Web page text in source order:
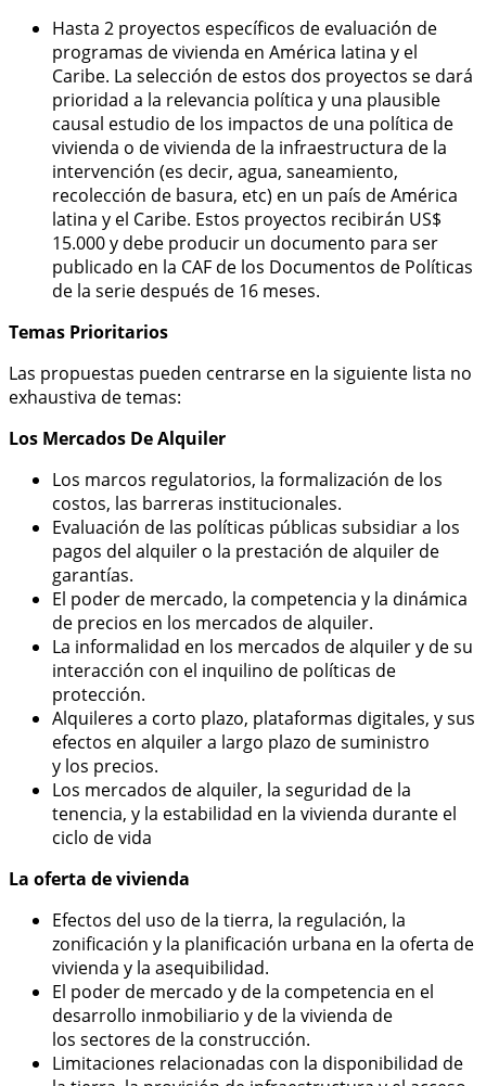
Hasta 2 proyectos específicos de evaluación de
programas de vivienda en América latina y el
Caribe. La selección de estos dos proyectos se dará
prioridad a la relevancia política y una plausible
causal estudio de los impactos de una política de
vivienda o de vivienda de la infraestructura de la
intervención (es decir, agua, saneamiento,
recolección de basura, etc) en un país de América
latina y el Caribe. Estos proyectos recibirán US$
15.000 y debe producir un documento para ser
publicado en la CAF de los Documentos de Políticas
de la serie después de 16 meses.
Temas Prioritarios
Las propuestas pueden centrarse en la siguiente lista no
exhaustiva de temas:
Los Mercados De Alquiler
Los marcos regulatorios, la formalización de los
costos, las barreras institucionales.
Evaluación de las políticas públicas subsidiar a los
pagos del alquiler o la prestación de alquiler de
garantías.
El poder de mercado, la competencia y la dinámica
de precios en los mercados de alquiler.
La informalidad en los mercados de alquiler y de su
interacción con el inquilino de políticas de
protección.
Alquileres a corto plazo, plataformas digitales, y sus
efectos en alquiler a largo plazo de suministro
y los precios.
Los mercados de alquiler, la seguridad de la
tenencia, y la estabilidad en la vivienda durante el
ciclo de vida
La oferta de vivienda
Efectos del uso de la tierra, la regulación, la
zonificación y la planificación urbana en la oferta de
vivienda y la asequibilidad.
El poder de mercado y de la competencia en el
desarrollo inmobiliario y de la vivienda de
los sectores de la construcción.
Limitaciones relacionadas con la disponibilidad de